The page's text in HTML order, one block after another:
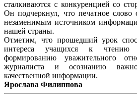
сталкиваются с конкуренцией со
Он подчеркнул, что печатное слово
незаменимым источником
нашей страны.
Отметим, что прошедший урок
интереса учащихся к чтению
формированию уважительного
журналиста и осознанию
качественной информации.
Ярослава Филиппова